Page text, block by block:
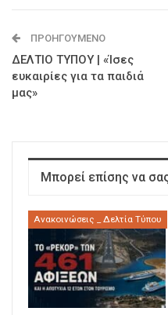
ΠΡΟΗΓΟΎΜΕΝΟ
ΔΕΛΤΙΟ ΤΥΠΟΥ | «Ίσες
ευκαιρίες για τα παιδιά
μας»
Μπορεί επίσης να
Ανακοινώσεις _ Δελτία Τύπου